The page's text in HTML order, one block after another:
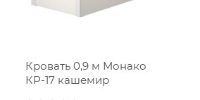
Кровать 0,9 м Монако
КР-17 кашемир